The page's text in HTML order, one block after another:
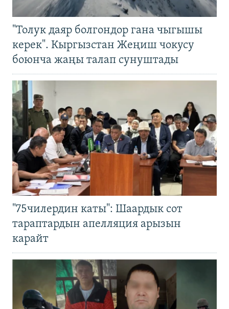
"Толук даяр болгондор гана чыгышы
керек". Кыргызстан Жеңиш чокусу
боюнча жаңы талап сунуштады
"75чилердин каты": Шаардык сот
тараптардын апелляция арызын
карайт